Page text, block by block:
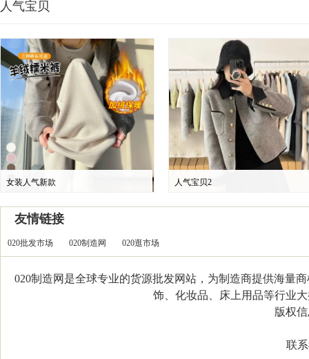
人气宝贝
女装人气新款 人气宝贝2
友情链接
020批发市场 020制造网 020逛市场
020制造网是全球专业的货源批发网站，为制造商提供海量
饰、化妆品、床上用品等行业
版权信
联